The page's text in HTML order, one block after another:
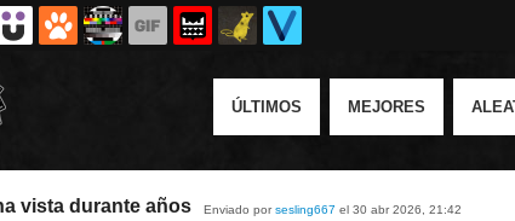
ÚLTIMOS MEJORES
Enviado porsesling667 el 30 abr 2026, 21:42
vista durante años